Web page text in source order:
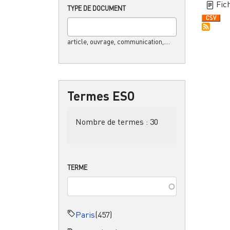
TYPE DE DOCUMENT
article, ouvrage, communication,....
Termes ESO
Nombre de termes : 30
TERME
Paris(457)